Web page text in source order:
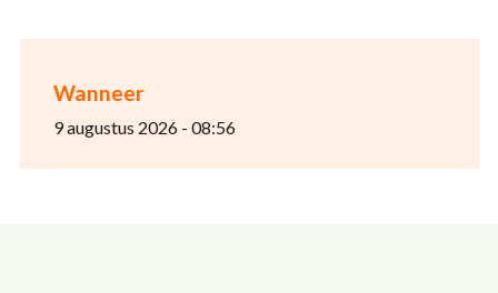
Wanneer
9 augustus 2026 - 08:56